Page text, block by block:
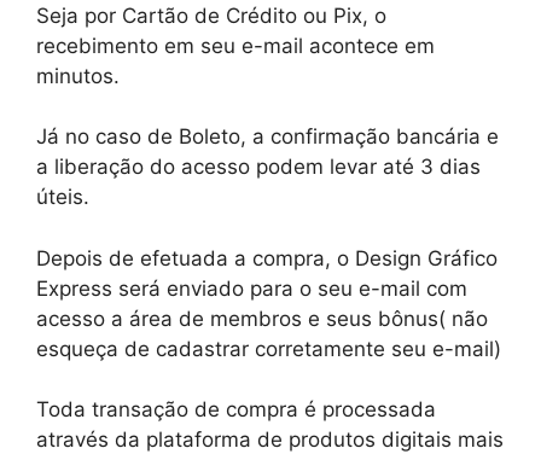
Seja por Cartão de Crédito ou Pix, o
recebimento em seu e-mail acontece em
minutos.
Já no caso de Boleto, a confirmação bancária e
a liberação do acesso podem levar até 3 dias
úteis.
Depois de efetuada a compra, o Design Gráfico
Express será enviado para o seu e-mail com
acesso a área de membros e seus bônus( não
esqueça de cadastrar corretamente seu e-mail)
Toda transação de compra é processada
através da plataforma de produtos digitais mais